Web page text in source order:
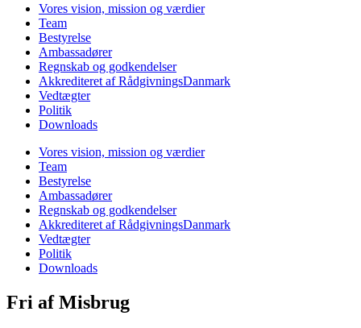
Vores vision, mission og værdier
Team
Bestyrelse
Ambassadører
Regnskab og godkendelser
Akkrediteret af RådgivningsDanmark
Vedtægter
Politik
Downloads
Vores vision, mission og værdier
Team
Bestyrelse
Ambassadører
Regnskab og godkendelser
Akkrediteret af RådgivningsDanmark
Vedtægter
Politik
Downloads
Fri af Misbrug